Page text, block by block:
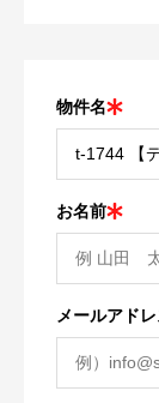
物件名
お名前
メールアドレ